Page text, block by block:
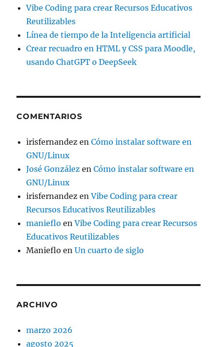
Vibe Coding para crear Recursos Educativos
Reutilizables
Línea de tiempo de la Inteligencia artificial
Crear recuadro en HTML y CSS para Moodle,
usando ChatGPT o DeepSeek
COMENTARIOS
irisfernandez enCómo instalar software en
GNU/Linux
José González enCómo instalar software en
GNU/Linux
irisfernandez enVibe Coding para crear
Recursos Educativos Reutilizables
manieflo enVibe Coding para crear Recursos
Educativos Reutilizables
Manieflo enUn cuarto de siglo
ARCHIVO
marzo 2026
agosto 2025